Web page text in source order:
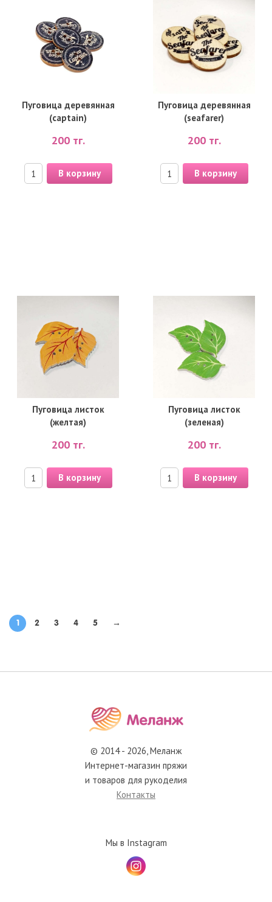
Пуговица деревянная
(captain)
200тг.
В корзину
Пуговица деревянная
(seafarer)
200тг.
В корзину
Пуговица листок
(желтая)
200тг.
В корзину
Пуговица листок
(зеленая)
200тг.
В корзину
1 2 3 4 5 →
© 2014 - 2026, Меланж
Интернет-магазин пряжи
и товаров для рукоделия
Контакты
Мы в Instagram